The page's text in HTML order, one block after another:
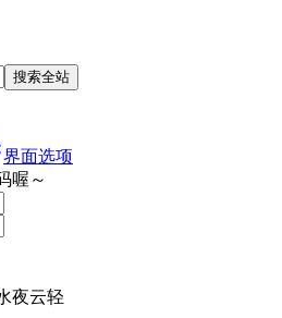
搜索全站
界面选项
喔～
夜云轻